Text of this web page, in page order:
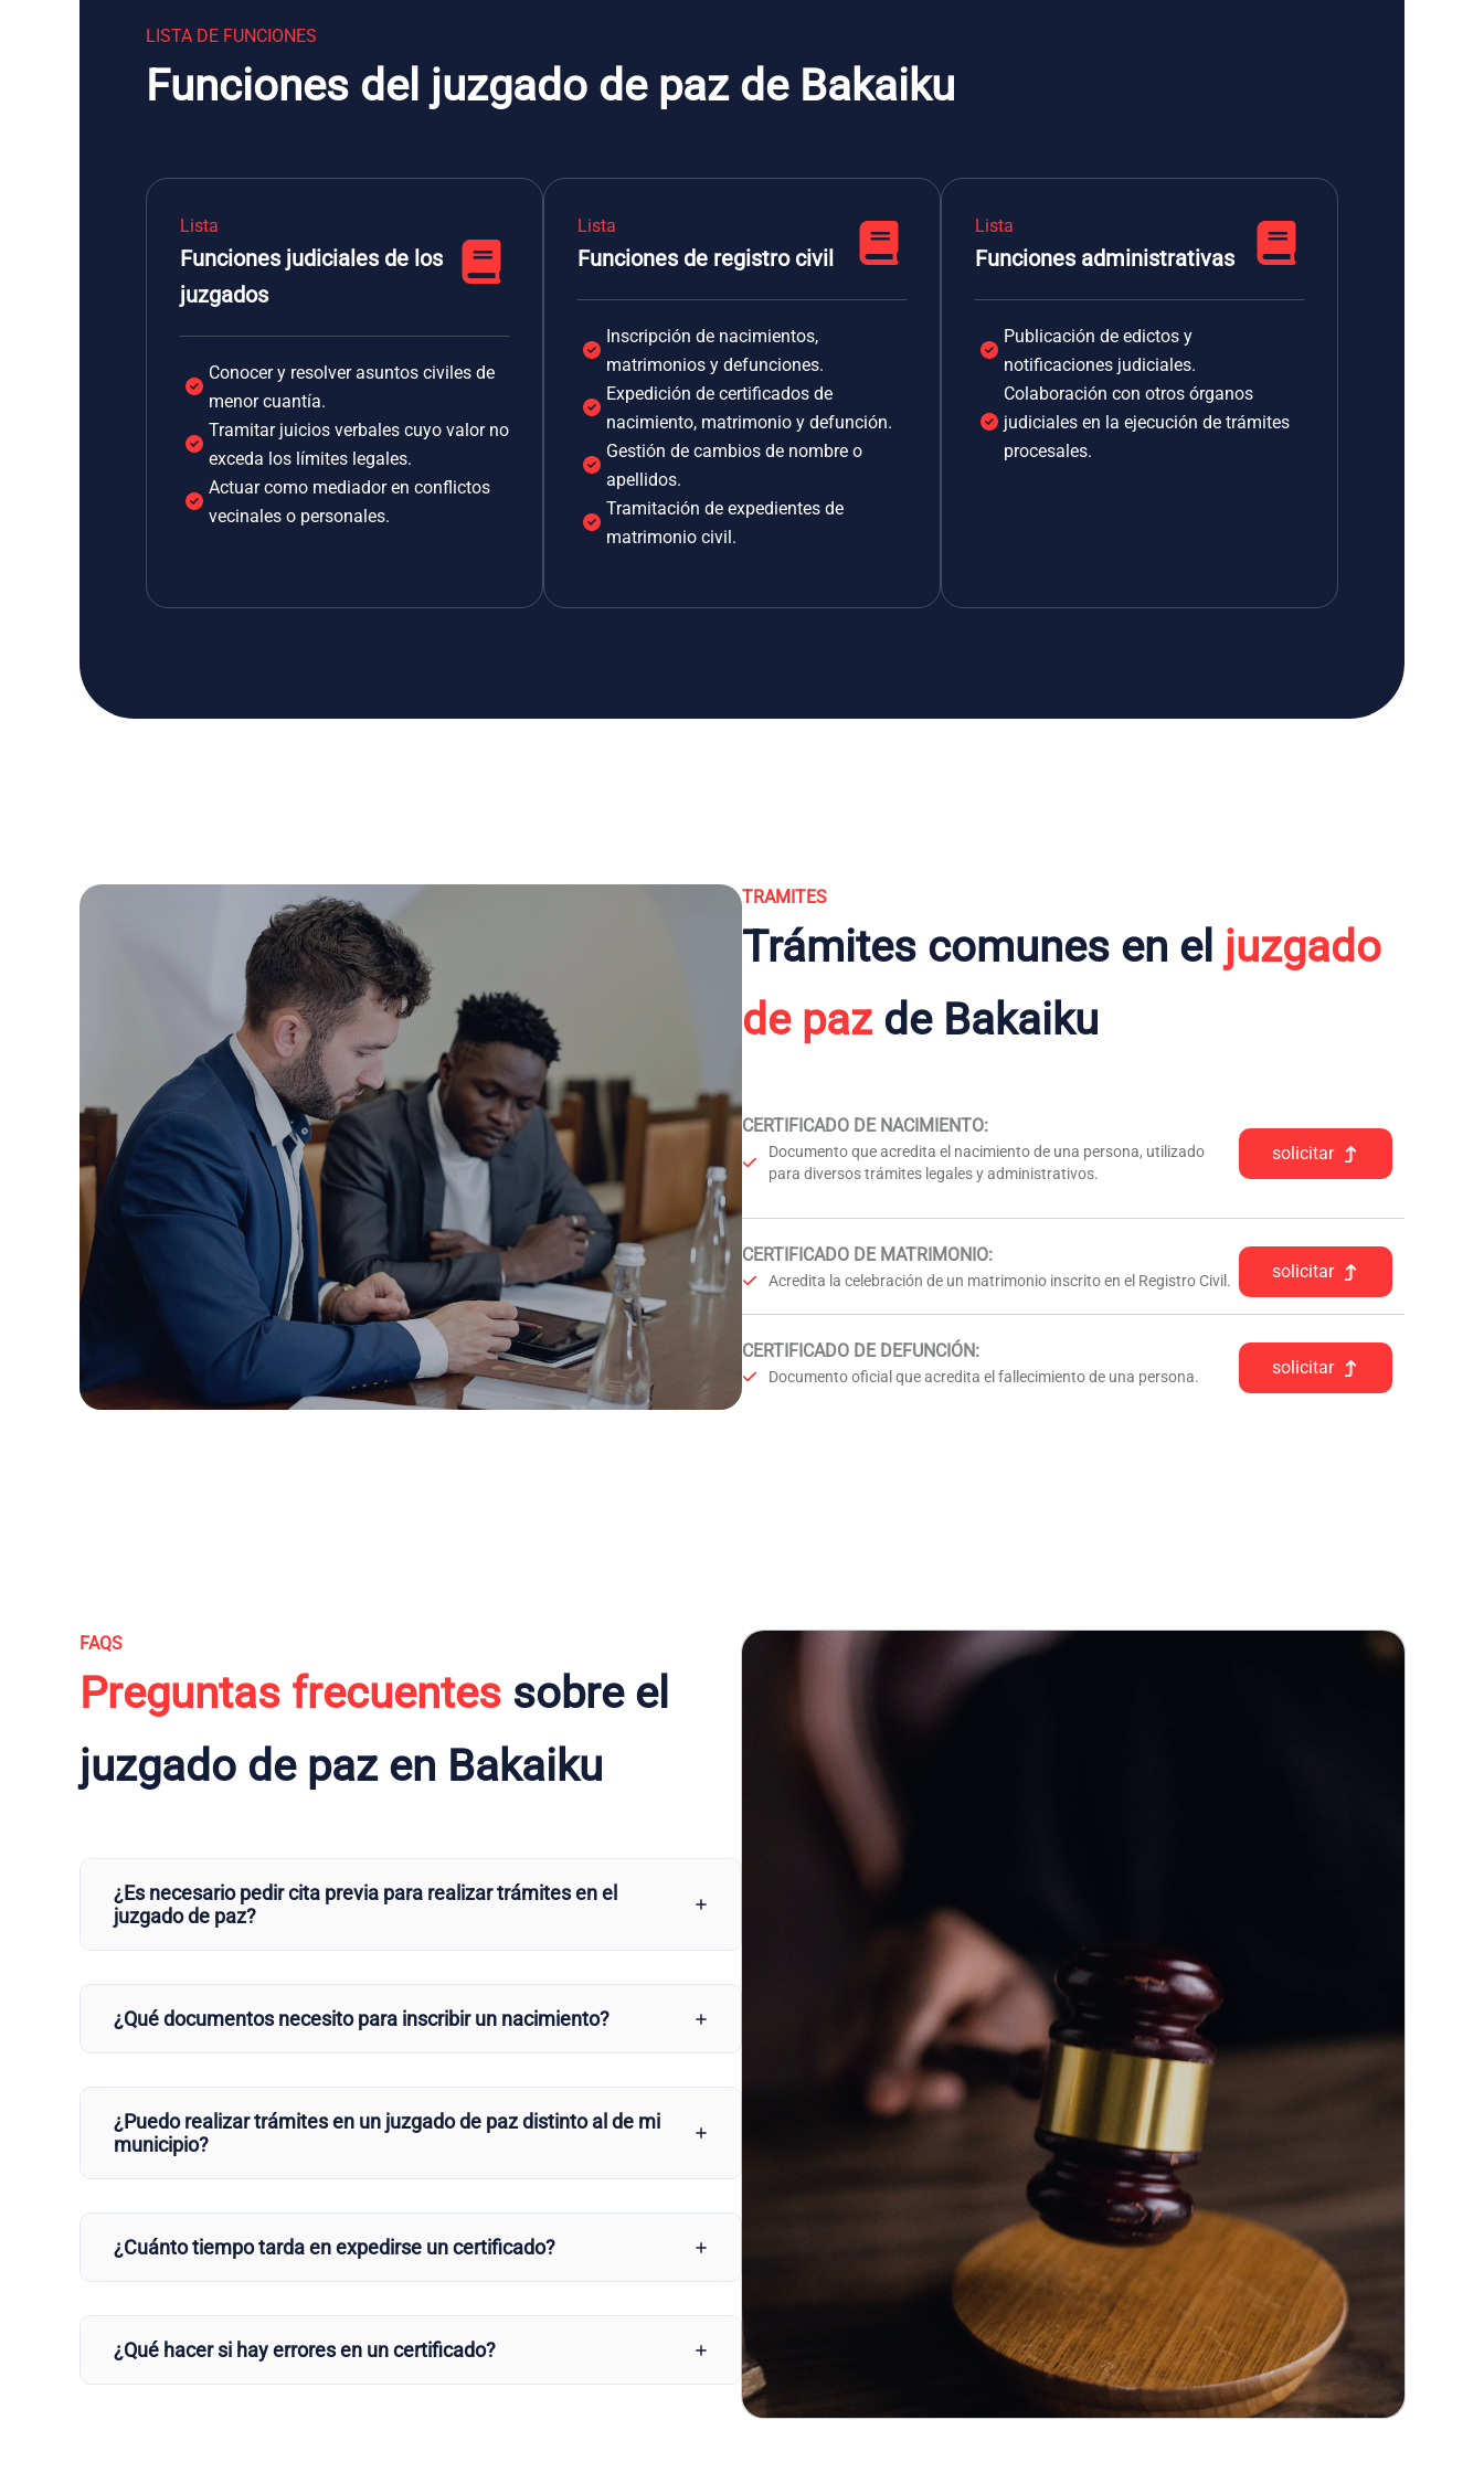
LISTA DE FUNCIONES
Funciones del juzgado de paz de Bakaiku
Lista
Funciones judiciales de los
juzgados
Conocer y resolver asuntos civiles de
menor cuantía.
Tramitar juicios verbales cuyo valor no
exceda los límites legales.
Actuar como mediador en conflictos
vecinales o personales.
Lista
Funciones de registro civil
Inscripción de nacimientos,
matrimonios y defunciones.
Expedición de certificados de
nacimiento, matrimonio y defunción.
Gestión de cambios de nombre o
apellidos.
Tramitación de expedientes de
matrimonio civil.
Lista
Funciones administrativas
Publicación de edictos y
notificaciones judiciales.
Colaboración con otros órganos
judiciales en la ejecución de trámites
procesales.
TRAMITES
Trámites comunes en el juzgado
de pazde Bakaiku
CERTIFICADO DE NACIMIENTO:
Documento que acredita el nacimiento de una persona, utilizado
para diversos trámites legales y administrativos.
solicitar
CERTIFICADO DE MATRIMONIO:
Acredita la celebración de un matrimonio inscrito en el Registro Civil. solicitar
CERTIFICADO DE DEFUNCIÓN:
Documento oficial que acredita el fallecimiento de una persona. solicitar
FAQS
Preguntas frecuentes sobre el
juzgado de paz en Bakaiku
¿Es necesario pedir cita previa para realizar trámites en el
juzgado de paz?
¿Qué documentos necesito para inscribir un nacimiento?
¿Puedo realizar trámites en un juzgado de paz distinto al de mi
municipio?
¿Cuánto tiempo tarda en expedirse un certificado?
¿Qué hacer si hay errores en un certificado?